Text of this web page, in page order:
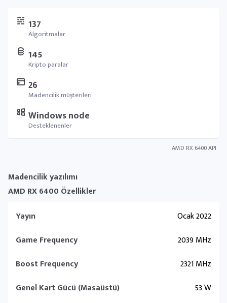
137
Algoritmalar
145
Kripto paralar
26
Madencilik müşterileri
Windows node
Desteklenenler
AMD RX 6400 API
Madencilik yazılımı
AMD RX 6400 Özellikler
Yayın
Ocak 2022
Game Frequency
2039 MHz
Boost Frequency
2321 MHz
Genel Kart Gücü (Masaüstü)
53 W